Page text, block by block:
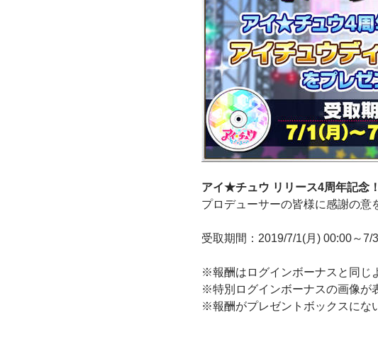
アイ★チュウ リリース4周年記念！
プロデューサーの皆様に感謝の意
受取期間：2019/7/1(月) 00:00～7/
※報酬はログインボーナスと同じ
※特別ログインボーナスの画像が
※報酬がプレゼントボックスにな